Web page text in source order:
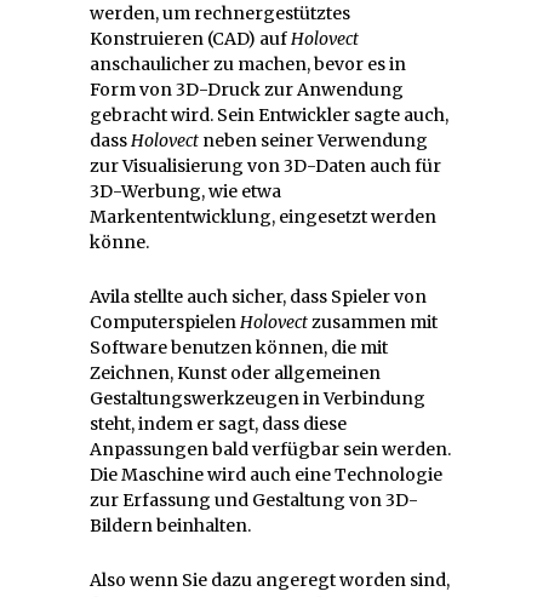
werden, um rechnergestütztes
Konstruieren (CAD) aufHolovect
anschaulicher zu machen, bevor es in
Form von 3D-Druck zur Anwendung
gebracht wird. Sein Entwickler sagte auch,
dassHolovect neben seiner Verwendung
zur Visualisierung von 3D-Daten auch für
3D-Werbung, wie etwa
Markententwicklung, eingesetzt werden
könne.
Avila stellte auch sicher, dass Spieler von
ComputerspielenHolovectzusammen mit
Software benutzen können, die mit
Zeichnen, Kunst oder allgemeinen
Gestaltungswerkzeugen in Verbindung
steht, indem er sagt, dass diese
Anpassungen bald verfügbar sein werden.
Die Maschine wird auch eine Technologie
zur Erfassung und Gestaltung von 3D-
Bildern beinhalten.
Also wenn Sie dazu angeregt worden sind,